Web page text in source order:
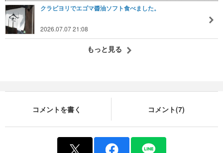
クラビヨリでエゴマ醬油ソフト食べました。
2026.07.07 21:08
もっと見る
コメントを書く コメント(7)